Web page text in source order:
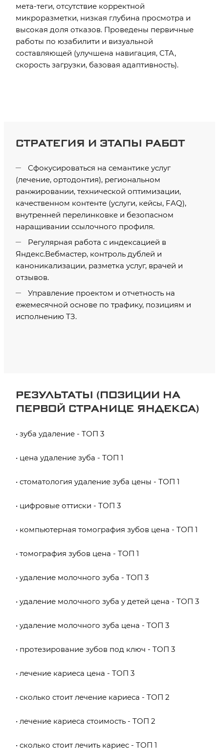
мета-теги, отсутствие корректной
микроразметки, низкая глубина просмотрa и
высокая доля отказов. Проведены первичные
работы по юзабилити и визуальной
составляющей (улучшена навигация, CTA,
скорость загрузки, базовая адаптивность).
СТРАТЕГИЯ И ЭТАПЫ РАБОТ
Сфокусироваться на семантике услуг
(лечение, ортодонтия), региональном
ранжировании, технической оптимизации,
качественном контенте (услуги, кейсы, FAQ),
внутренней перелинковке и безопасном
наращивании ссылочного профиля.
Регулярная работа с индексацией в
Яндекс.Вебмастер, контроль дублей и
каноникализации, разметка услуг, врачей и
отзывов.
Управление проектом и отчетность на
ежемесячной основе по трафику, позициям и
исполнению ТЗ.
РЕЗУЛЬТАТЫ (ПОЗИЦИИ НА
ПЕРВОЙ СТРАНИЦЕ ЯНДЕКСА)
• зуба удаление - ТОП 3
• цена удаление зуба - ТОП 1
• стоматология удаление зуба цены - ТОП 1
• цифровые оттиски - ТОП 3
• компьютерная томография зубов цена - ТОП 1
• томография зубов цена - ТОП 1
• удаление молочного зуба - ТОП 3
• удаление молочного зуба у детей цена - ТОП 3
• удаление молочного зуба цена - ТОП 3
• протезирование зубов под ключ - ТОП 3
• лечение кариеса цена - ТОП 3
• сколько стоит лечение кариеса - ТОП 2
• лечение кариеса стоимость - ТОП 2
• сколько стоит лечить кариес - ТОП 1